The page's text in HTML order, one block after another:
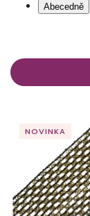
Abecedně
NOVINKA